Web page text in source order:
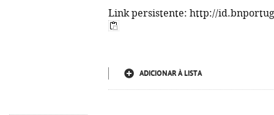
Link persistente: http://
ADICIONAR À LISTA